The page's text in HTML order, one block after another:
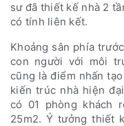
sư đã thiết kế nhà 2
có tính liên kết.
Khoảng sân phía
con người với môi
cũng là điểm nhấn
kiến trúc nhà hiện
có 01 phòng khách
25m2. Ý tưởng thiết